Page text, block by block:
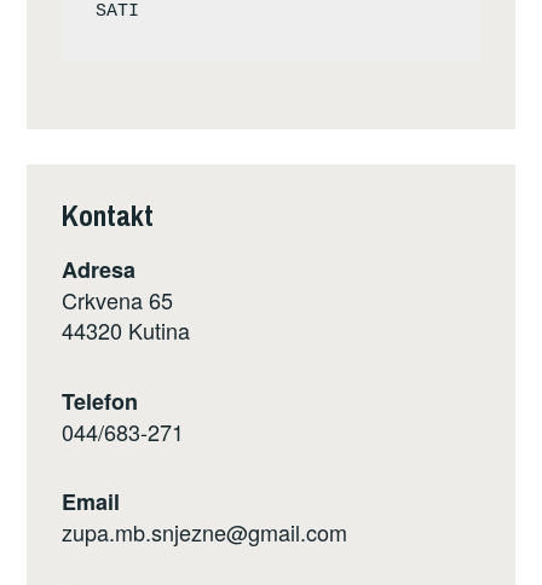
Kontakt
Adresa
Crkvena 65
44320 Kutina
Telefon
044/683-271
Email
zupa.mb.snjezne@gmail.com